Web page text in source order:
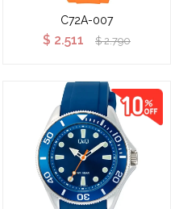
C72A-007
$ 2.511 $ 2.790